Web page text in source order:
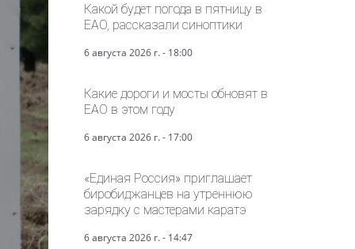
Какой будет погода в пятницу в
ЕАО, рассказали синоптики
6 августа 2026 г. - 18:00
Какие дороги и мосты обновят в
ЕАО в этом году
6 августа 2026 г. - 17:00
«Единая Россия» приглашает
биробиджанцев на утреннюю
зарядку с мастерами каратэ
6 августа 2026 г. - 14:47